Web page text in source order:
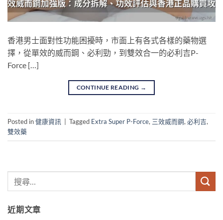
香港男士面對性功能困擾時，市面上有各式各樣的藥物選
擇，從單效的威而鋼、必利勁，到雙效合一的必利吉P-
Force […]
CONTINUE READING →
Posted in健康資訊 Tagged Extra Super P-Force, 三效威而鋼,必利吉,
雙效藥
近期文章